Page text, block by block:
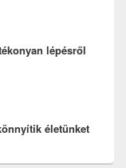
lépésről
életünket